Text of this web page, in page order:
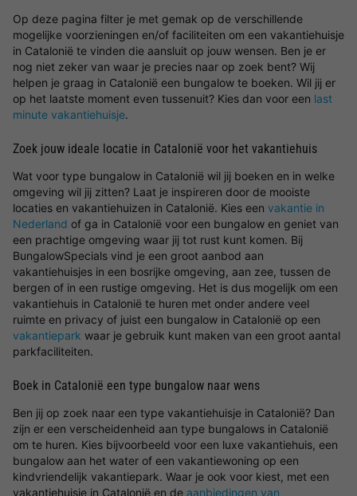
Op deze pagina filter je met gemak op de verschillende
mogelijke voorzieningen en/of faciliteiten om een vakantiehuisje
in Catalonië te vinden die aansluit op jouw wensen. Ben je er
nog niet zeker van waar je precies naar op zoek bent? Wij
helpen je graag in Catalonië een bungalow te boeken. Wil jij er
op het laatste moment even tussenuit? Kies dan voor een last
minute vakantiehuisje.
Zoek jouw ideale locatie in Catalonië voor het vakantiehuis
Wat voor type bungalow in Catalonië wil jij boeken en in welke
omgeving wil jij zitten? Laat je inspireren door de mooiste
locaties en vakantiehuizen in Catalonië. Kies een vakantie in
Nederland of ga in Catalonië voor een bungalow en geniet van
een prachtige omgeving waar jij tot rust kunt komen. Bij
BungalowSpecials vind je een groot aanbod aan
vakantiehuisjes in een bosrijke omgeving, aan zee, tussen de
bergen of in een rustige omgeving. Het is dus mogelijk om een
vakantiehuis in Catalonië te huren met onder andere veel
ruimte en privacy of juist een bungalow in Catalonië op een
vakantiepark waar je gebruik kunt maken van een groot aantal
parkfaciliteiten.
Boek in Catalonië een type bungalow naar wens
Ben jij op zoek naar een type vakantiehuisje in Catalonië? Dan
zijn er een verscheidenheid aan type bungalows in Catalonië
om te huren. Kies bijvoorbeeld voor een luxe vakantiehuis, een
bungalow aan het water of een vakantiewoning op een
kindvriendelijk vakantiepark. Waar je ook voor kiest, met een
vakantiehuisje in Catalonië en de aanbiedingen van